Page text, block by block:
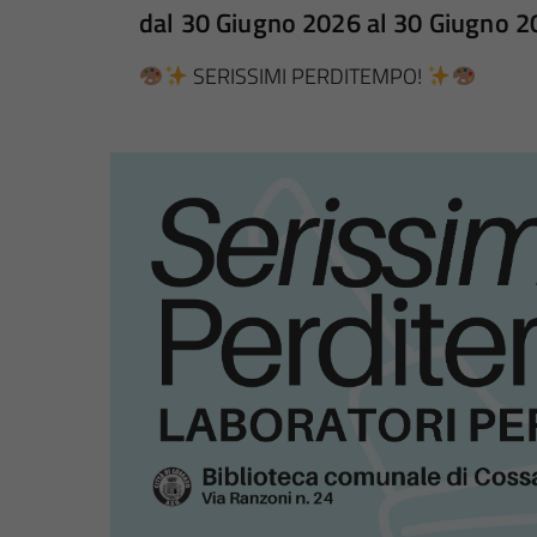
dal 30 Giugno 2026 al 30 Giugno
SERISSIMI PERDITEMPO!